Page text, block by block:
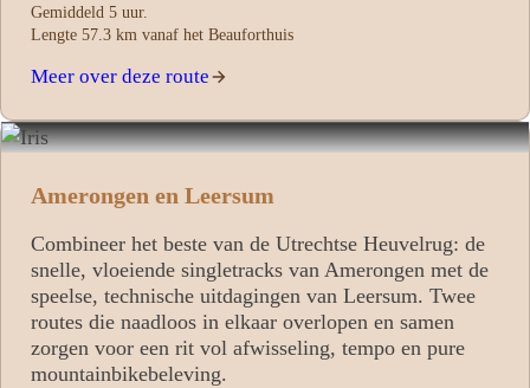
Gemiddeld 5 uur.
Lengte 57.3 km vanaf het Beauforthuis
Meer over deze route
Amerongen en Leersum
Combineer het beste van de Utrechtse Heuvelrug: de
snelle, vloeiende singletracks van Amerongen met de
speelse, technische uitdagingen van Leersum. Twee
routes die naadloos in elkaar overlopen en samen
zorgen voor een rit vol afwisseling, tempo en pure
mountainbikebeleving.